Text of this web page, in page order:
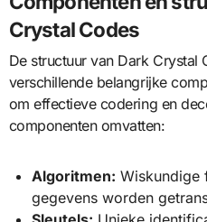
Crystal Codes
De structuur van Dark Crystal
verschillende belangrijke
om effectieve codering en
componenten omvatten:
Algoritmen: Wiskundige
gegevens worden